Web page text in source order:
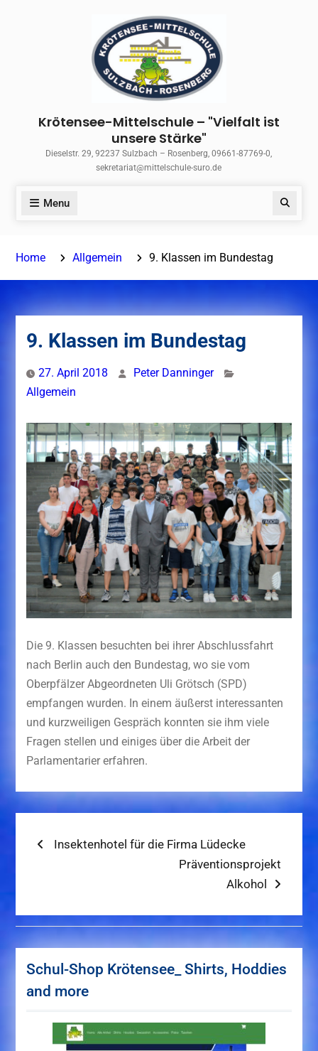
Krötensee-Mittelschule – "Vielfalt ist
unsere Stärke"
Dieselstr. 29, 92237 Sulzbach – Rosenberg, 09661-87769-0,
sekretariat@mittelschule-suro.de
Menu Search
Home Allgemein 9. Klassen im Bundestag
9. Klassen im Bundestag
27. April 2018
Peter Danninger
Allgemein
Die 9. Klassen besuchten bei ihrer Abschlussfahrt
nach Berlin auch den Bundestag, wo sie vom
Oberpfälzer Abgeordneten Uli Grötsch (SPD)
empfangen wurden. In einem äußerst interessanten
und kurzweiligen Gespräch konnten sie ihm viele
Fragen stellen und einiges über die Arbeit der
Parlamentarier erfahren.
Beitragsnavigation
Previous
Insektenhotel für die Firma Lüdecke
Next
Präventionsprojekt
Alkohol
Schul-Shop Krötensee_ Shirts, Hoddies
and more